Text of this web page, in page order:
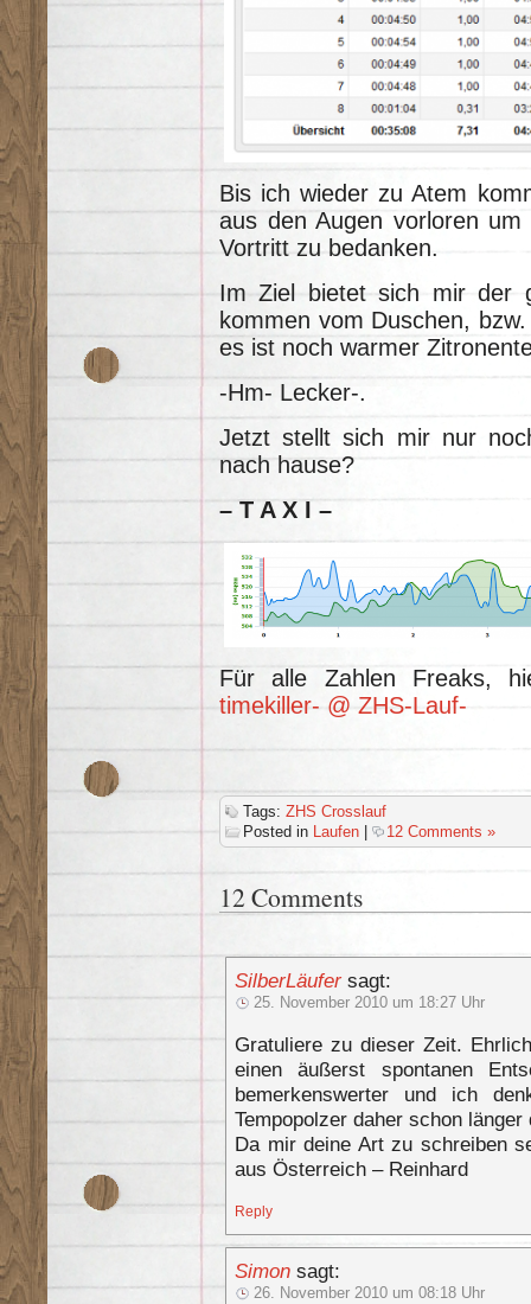
Bis ich wieder zu Atem
aus den Augen vorloren
Vortritt zu bedanken.
Im Ziel bietet sich mir der
kommen vom Duschen,
es ist noch warmer
-Hm- Lecker-.
Jetzt stellt sich mir nur
nach hause?
– T A X I –
Für alle Zahlen Freaks,
timekiller- @ ZHS-Lauf-
Tags: ZHS Crosslauf
Posted in Laufen 12 Comments »
12 Comments
SilberLäufer sagt:
25. November 2010 um 18:27 Uhr
Gratuliere zu dieser Zeit.
einen äußerst spontanen
bemerkenswerter und ich
Tempopolzer daher schon
Da mir deine Art zu schreiben
aus Österreich – Reinhard
Reply
Simon sagt:
26. November 2010 um 08:18 Uhr